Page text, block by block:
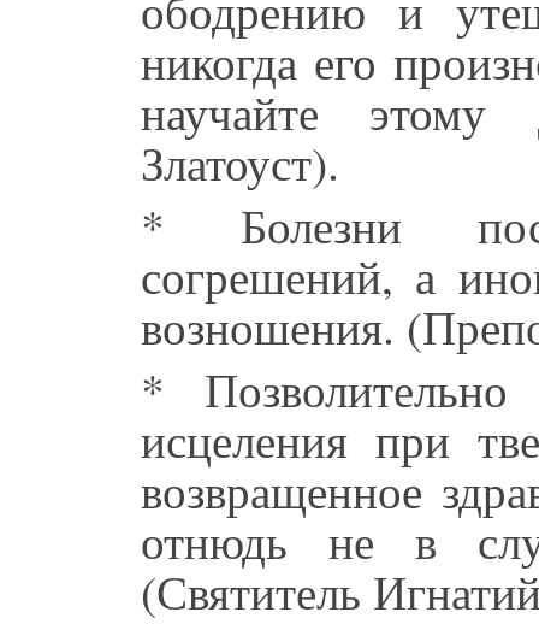
никогда его
научайте этому
Златоуст).
* Болезни
согрешений, а
возношения.
*
исцеления при
возвращенное
отнюдь не в
(Святитель